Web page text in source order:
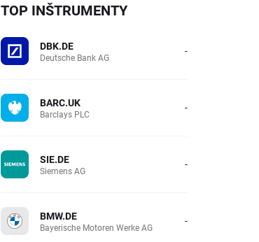
TOP INŠTRUMENTY
DBK.DE
Deutsche Bank AG -
BARC.UK
Barclays PLC -
SIE.DE
Siemens AG -
BMW.DE
Bayerische Motoren Werke AG -